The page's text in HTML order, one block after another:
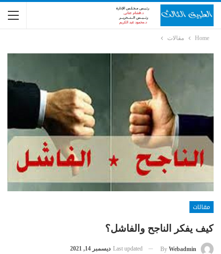
Home مقالات
مقالات
كيف يفكر الناجح والفاشل؟
By Webadmin
Last updated ديسمبر 14, 2021